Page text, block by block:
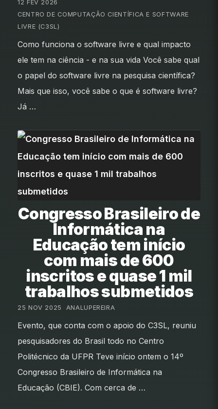
12 FEV 2026
CENTRO DE COMPUTAÇÃO CIENTÍFICA E SOFTWARE
LIVRE (C3SL)
Como funciona o software livre e qual impacto
ele tem na ciência - e na sua vida Você sabe qual
o papel do software livre na pesquisa científica?
Mais que isso, você sabe o que é software livre?
Já …
Congresso Brasileiro de
Informática na
Educação tem início
com mais de 600
inscritos e quase 1 mil
trabalhos submetidos
25 NOV 2025 ANALUPEREIRA
Evento, que conta com o apoio do C3SL, reuniu
pesquisadores do Brasil todo no Centro
Politécnico da UFPR Teve início ontem o 14º
Congresso Brasileiro de Informática na
Educação (CBIE). Com cerca de …